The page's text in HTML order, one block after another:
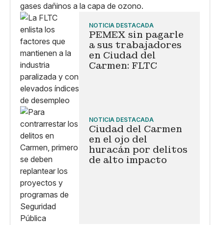
gases dañinos a la capa de ozono.
NOTICIA DESTACADA
PEMEX sin pagarle
a sus trabajadores
en Ciudad del
Carmen: FLTC
NOTICIA DESTACADA
Ciudad del Carmen
en el ojo del
huracán por delitos
de alto impacto